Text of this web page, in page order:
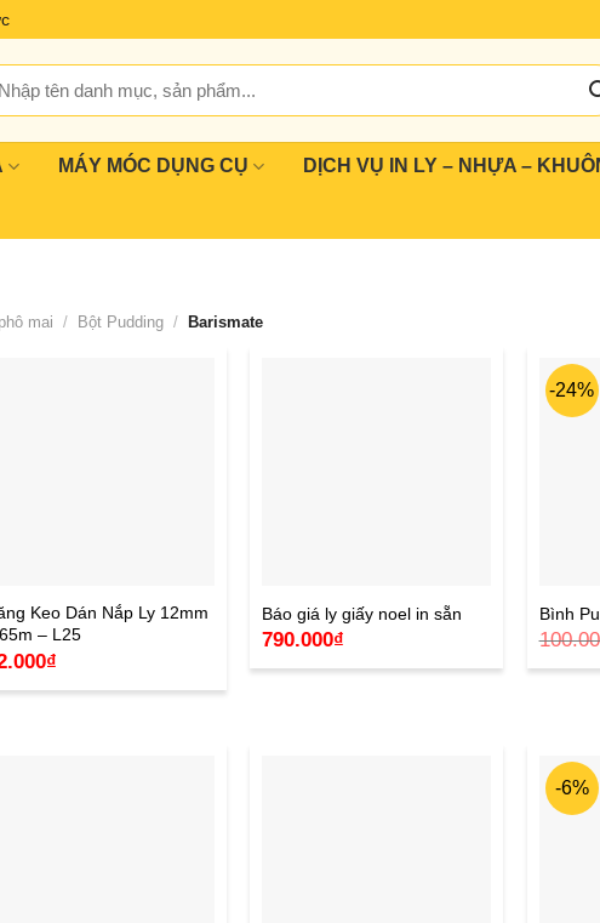
MÁY MÓC DỤNG CỤ DỊCH VỤ IN LY – NHỰA –
mai / Bột Pudding / Barismate
Keo Dán Nắp Ly 12mm
– L25
₫
Báo giá ly giấy noel in sẵn
790.000₫
-24%
Bình
-6%